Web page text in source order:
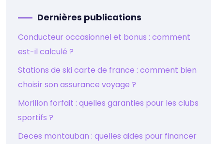
Dernières publications
Conducteur occasionnel et bonus : comment
est-il calculé ?
Stations de ski carte de france : comment bien
choisir son assurance voyage ?
Morillon forfait : quelles garanties pour les clubs
sportifs ?
Deces montauban : quelles aides pour financer